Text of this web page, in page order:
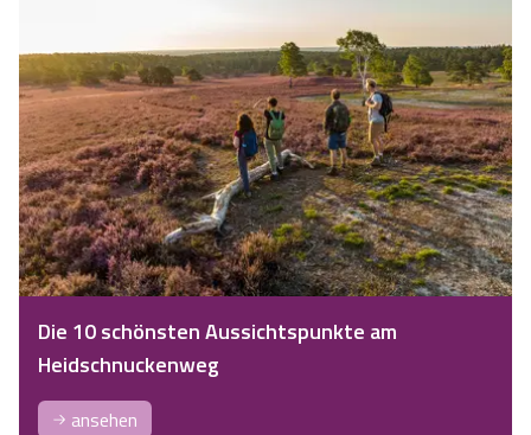
Die 10 schönsten Aussichtspunkte am
Heidschnuckenweg
ansehen